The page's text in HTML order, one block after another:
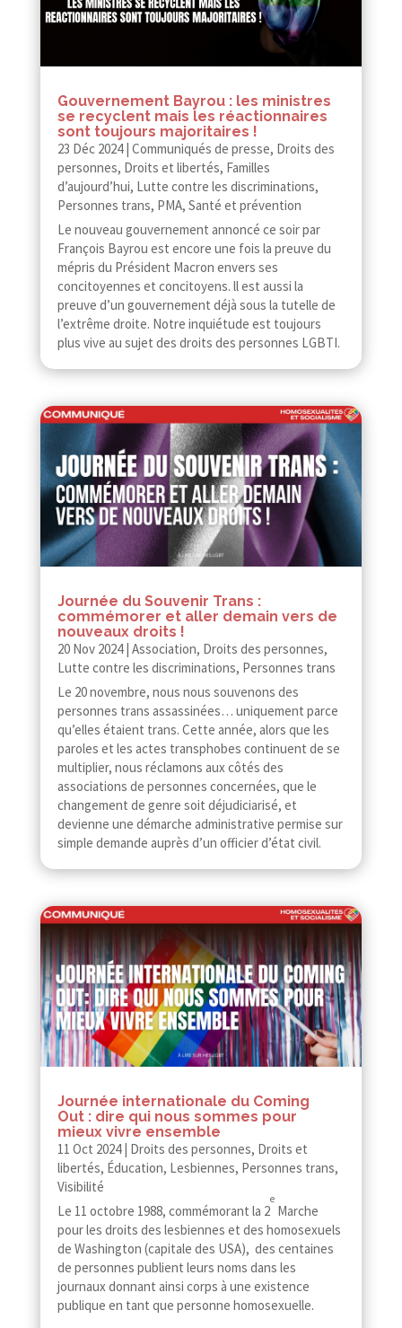
Gouvernement Bayrou : les ministres
se recyclent mais les réactionnaires
sont toujours majoritaires !
23 Déc 2024| Communiqués de presse, Droits des
personnes, Droits et libertés, Familles
d’aujourd’hui, Lutte contre les discriminations,
Personnes trans, PMA, Santé et prévention
Le nouveau gouvernement annoncé ce soir par
François Bayrou est encore une fois la preuve du
mépris du Président Macron envers ses
concitoyennes et concitoyens. ll est aussi la
preuve d’un gouvernement déjà sous la tutelle de
l’extrême droite. Notre inquiétude est toujours
plus vive au sujet des droits des personnes LGBTI.
Journée du Souvenir Trans :
commémorer et aller demain vers de
nouveaux droits !
20 Nov 2024| Association, Droits des personnes,
Lutte contre les discriminations, Personnes trans
Le 20 novembre, nous nous souvenons des
personnes trans assassinées… uniquement parce
qu’elles étaient trans. Cette année, alors que les
paroles et les actes transphobes continuent de se
multiplier, nous réclamons aux côtés des
associations de personnes concernées, que le
changement de genre soit déjudiciarisé, et
devienne une démarche administrative permise sur
simple demande auprès d’un officier d’état civil.
Journée internationale du Coming
Out : dire qui nous sommes pour
mieux vivre ensemble
11 Oct 2024| Droits des personnes, Droits et
libertés, Éducation, Lesbiennes, Personnes trans,
Visibilité
Le 11 octobre 1988, commémorant la 2
e
Marche
pour les droits des lesbiennes et des homosexuels
de Washington (capitale des USA), des centaines
de personnes publient leurs noms dans les
journaux donnant ainsi corps à une existence
publique en tant que personne homosexuelle.